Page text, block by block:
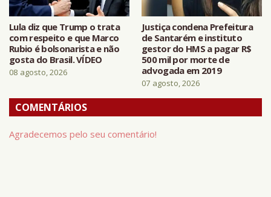
Lula diz que Trump o trata
com respeito e que Marco
Rubio é bolsonarista e não
gosta do Brasil. VÍDEO
08 agosto, 2026
Justiça condena Prefeitura
de Santarém e instituto
gestor do HMS a pagar R$
500 mil por morte de
advogada em 2019
07 agosto, 2026
COMENTÁRIOS
Agradecemos pelo seu comentário!